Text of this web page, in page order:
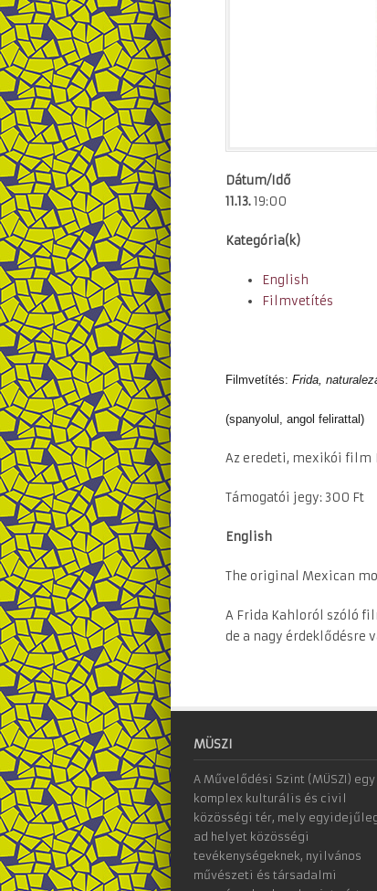
Dátum/Idő
11.13.19:00
Kategória(k)
English
Filmvetítés
Filmvetítés: Frida,
(spanyolul, angol felirattal)
Az eredeti, mexikói film
Támogatói jegy: 300 Ft
English
The original Mexican
A Frida Kahloról szóló
de a nagy érdeklődésre
MÜSZI
A Művelődési Szint (MÜSZI) egy
komplex kulturális és civil
közösségi tér, mely
ad helyet közösségi
tevékenységeknek, nyilvános
művészeti és társadalmi